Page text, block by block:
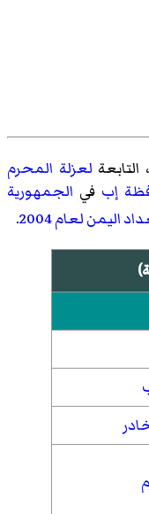
، التابعة لعزلة المحرم
إب في الجمهورية
اليمن لعام 2004 .